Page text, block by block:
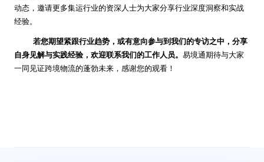
动态，邀请更多集运行业的资深人士为大家分享行业深度洞察和实战
经验。
若您期望紧跟行业趋势，或有意向参与到我们的专访之中，分享
自身见解与实践经验，欢迎联系我们的工作人员。 易境通期待与大家
一同见证跨境物流的蓬勃未来，感谢您的观看！